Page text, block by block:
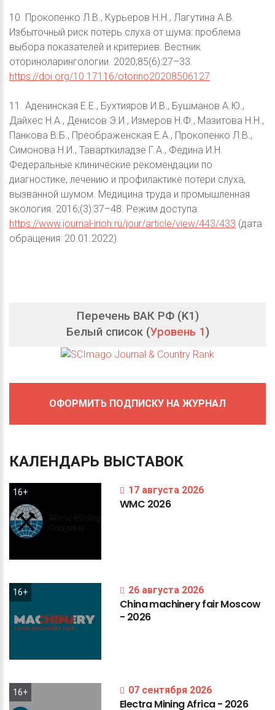
10. Прокопенко Л.В., Курьеров Н.Н., Лагутина А.В.
Избыточный риск потерь слуха от шума: проблема
выбора показателей и критериев. Вестник
оториноларингологии. 2020;85(6):27–33.
https://doi.org/10.17116/otorino20208506127
11. Аденинская Е.Е., Бухтияров И.В., Бушманов А.Ю.,
Дайхес Н.А., Денисов Э.И., Измеров Н.Ф., Мазитова Н.Н.,
Панкова В.Б., Преображенская Е.А., Прокопенко Л.В.,
Симонова Н.И., Таварткиладзе Г.А., Федина И.Н.
Федеральные клинические рекомендации по
диагностике, лечению и профилактике потери слуха,
вызванной шумом. Медицина труда и промышленная
экология. 2016;(3):37–48. Режим доступа:
https://www.journal-irioh.ru/jour/article/view/443/433 (дата
обращения: 20.01.2022).
Перечень ВАК РФ (K1)
Белый список (Уровень 1)
ОФОРМИТЬ ПОДПИСКУ НА ЖУРНАЛ
КАЛЕНДАРЬ ВЫСТАВОК
16+ 17 августа 2026
WMC 2026
16+ 26 августа 2026
ChinamachineryfairMoscow
- 2026
16+ 07 сентября 2026
ElectraMiningAfrica- 2026